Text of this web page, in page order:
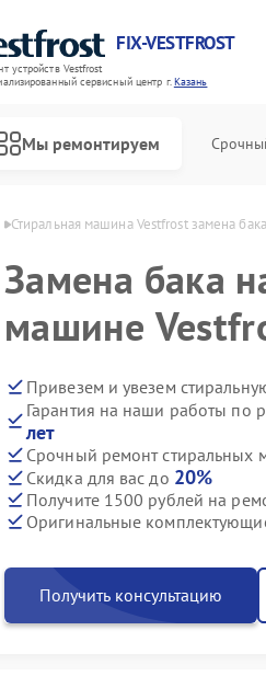
FIX-VESTFROST
устройств Vestfrost
cервисный центр г.Казань
Мы ремонтируем
Стиральная машина Vestfrost замена бака
Замена бака
машине
Привезем и увезем
Гарантия на наши работы по
лет
Срочный ремонт стиральных
Скидка для вас до 20%
Получите 1500 рублей на
Оригинальные
Получить консультацию